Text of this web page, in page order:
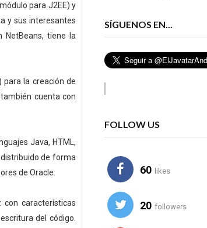
para J2EE) y
y sus interesantes
NetBeans, tiene la
para la creación de
cuenta con
Java, HTML,
distribuido de forma
de Oracle.
características
del código.
SÍGUENOS EN...
FOLLOW US
60 likes
20 followers